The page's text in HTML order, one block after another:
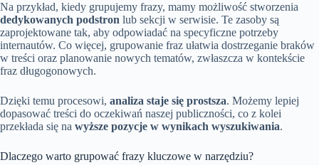
Na przykład, kiedy grupujemy frazy, mamy możliwość stworzenia
dedykowanych podstron lub sekcji w serwisie. Te zasoby są
zaprojektowane tak, aby odpowiadać na specyficzne potrzeby
internautów. Co więcej, grupowanie fraz ułatwia dostrzeganie braków
w treści oraz planowanie nowych tematów, zwłaszcza w kontekście
fraz długogonowych.
Dzięki temu procesowi, analiza staje się prostsza. Możemy lepiej
dopasować treści do oczekiwań naszej publiczności, co z kolei
przekłada się na wyższe pozycje w wynikach wyszukiwania.
Dlaczego warto grupować frazy kluczowe w narzędziu?